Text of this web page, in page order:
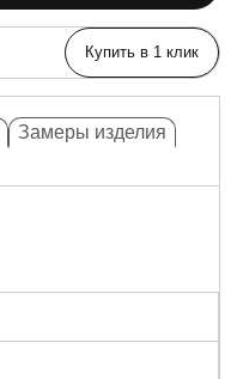
Купить в 1 клик
Замеры изделия